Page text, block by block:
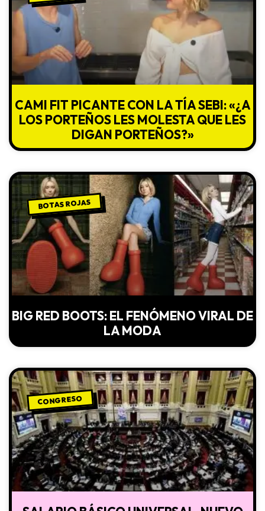
CAMI FIT PICANTE CON LA TÍA SEBI: «¿A
LOS PORTEÑOS LES MOLESTA QUE LES
DIGAN PORTEÑOS?»
BOTAS ROJAS
BIG RED BOOTS: EL FENÓMENO VIRAL DE
LA MODA
CONGRESO